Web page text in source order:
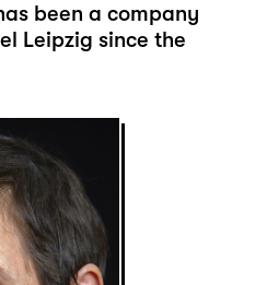
been a company
Leipzig since the